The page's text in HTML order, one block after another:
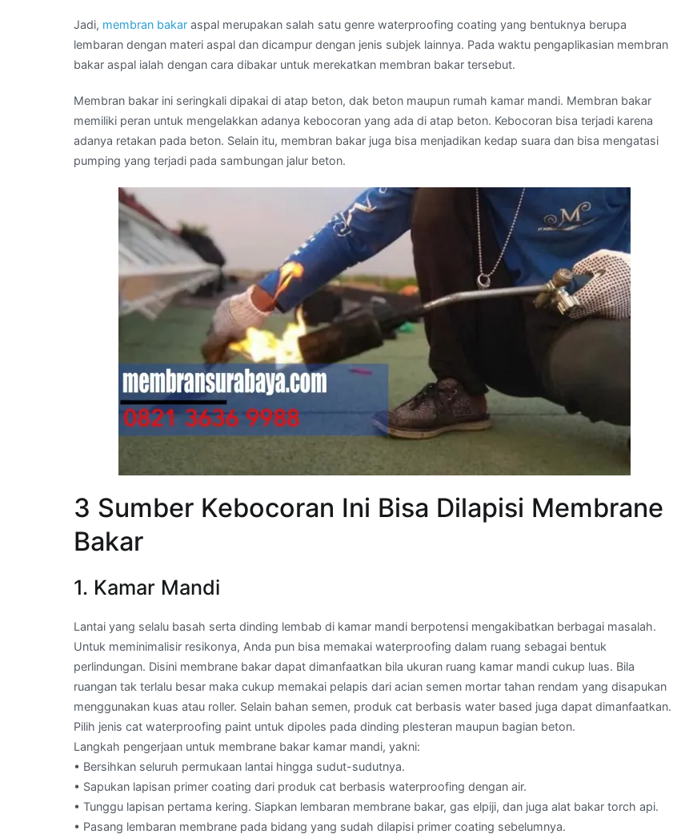
Jadi, membran bakar aspal merupakan salah satu genre waterproofing coating yang bentuknya berupa
lembaran dengan materi aspal dan dicampur dengan jenis subjek lainnya. Pada waktu pengaplikasian membran
bakar aspal ialah dengan cara dibakar untuk merekatkan membran bakar tersebut.
Membran bakar ini seringkali dipakai di atap beton, dak beton maupun rumah kamar mandi. Membran bakar
memiliki peran untuk mengelakkan adanya kebocoran yang ada di atap beton. Kebocoran bisa terjadi karena
adanya retakan pada beton. Selain itu, membran bakar juga bisa menjadikan kedap suara dan bisa mengatasi
pumping yang terjadi pada sambungan jalur beton.
3 Sumber Kebocoran Ini Bisa Dilapisi Membrane
Bakar
1. Kamar Mandi
Lantai yang selalu basah serta dinding lembab di kamar mandi berpotensi mengakibatkan berbagai masalah.
Untuk meminimalisir resikonya, Anda pun bisa memakai waterproofing dalam ruang sebagai bentuk
perlindungan. Disini membrane bakar dapat dimanfaatkan bila ukuran ruang kamar mandi cukup luas. Bila
ruangan tak terlalu besar maka cukup memakai pelapis dari acian semen mortar tahan rendam yang disapukan
menggunakan kuas atau roller. Selain bahan semen, produk cat berbasis water based juga dapat dimanfaatkan.
Pilih jenis cat waterproofing paint untuk dipoles pada dinding plesteran maupun bagian beton.
Langkah pengerjaan untuk membrane bakar kamar mandi, yakni:
• Bersihkan seluruh permukaan lantai hingga sudut-sudutnya.
• Sapukan lapisan primer coating dari produk cat berbasis waterproofing dengan air.
• Tunggu lapisan pertama kering. Siapkan lembaran membrane bakar, gas elpiji, dan juga alat bakar torch api.
• Pasang lembaran membrane pada bidang yang sudah dilapisi primer coating sebelumnya.